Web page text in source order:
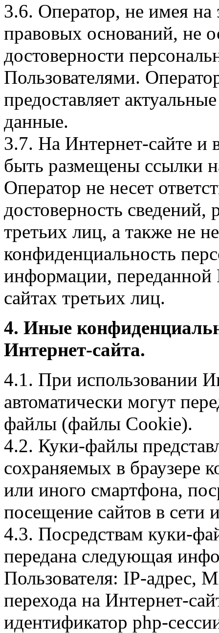
3.6. Оператор, не имея
правовых оснований, не
достоверности
Пользователями.
предоставляет
данные.
3.7. На Интернет-сайте
быть размещены ссылки
Оператор не несет
достоверность
третьих лиц, а также не
конфиденциальность
информации, переданной
сайтах третьих лиц.
4. Иные
Интернет-сайта.
4.1. При использовании
автоматически могут
файлы (файлы Cookie).
4.2. Куки-файлы
сохраняемых в браузере
или иного смартфона,
посещение сайтов в сети
4.3. Посредствам куки-
передана следующая
Пользователя: IP-адрес,
перехода на Интернет-
идентификатор php-